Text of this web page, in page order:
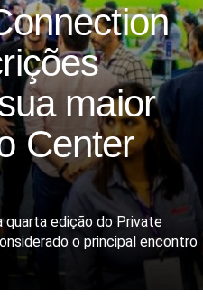
maior
Center
quarta edição do Private
o principal encontro